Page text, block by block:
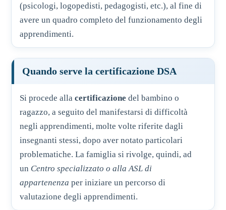
(psicologi, logopedisti, pedagogisti, etc.), al fine di
avere un quadro completo del funzionamento degli
apprendimenti.
Quando serve la certificazione DSA
Si procede allacertificazione del bambino o
ragazzo, a seguito del manifestarsi di difficoltà
negli apprendimenti, molte volte riferite dagli
insegnanti stessi, dopo aver notato particolari
problematiche. La famiglia si rivolge, quindi, ad
un Centro specializzato o alla ASL di
appartenenza per iniziare un percorso di
valutazione degli apprendimenti.